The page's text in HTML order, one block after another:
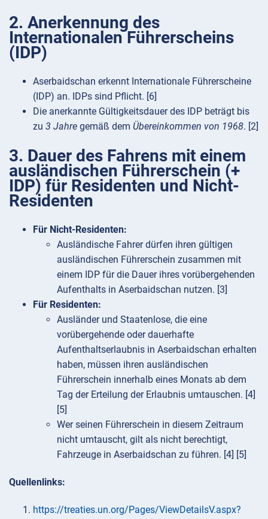
2. Anerkennung des
Internationalen Führerscheins
(IDP)
Aserbaidschan erkennt Internationale Führerscheine
(IDP) an. IDPs sind Pflicht. [6]
Die anerkannte Gültigkeitsdauer des IDP beträgt bis
zu 3 Jahre gemäß dem Übereinkommen von 1968. [2]
3. Dauer des Fahrens mit einem
ausländischen Führerschein (+
IDP) für Residenten und Nicht-
Residenten
Für Nicht-Residenten:
Ausländische Fahrer dürfen ihren gültigen
ausländischen Führerschein zusammen mit
einem IDP für die Dauer ihres vorübergehenden
Aufenthalts in Aserbaidschan nutzen. [3]
Für Residenten:
Ausländer und Staatenlose, die eine
vorübergehende oder dauerhafte
Aufenthaltserlaubnis in Aserbaidschan erhalten
haben, müssen ihren ausländischen
Führerschein innerhalb eines Monats ab dem
Tag der Erteilung der Erlaubnis umtauschen. [4]
[5]
Wer seinen Führerschein in diesem Zeitraum
nicht umtauscht, gilt als nicht berechtigt,
Fahrzeuge in Aserbaidschan zu führen. [4] [5]
Quellenlinks:
https://treaties.un.org/Pages/ViewDetailsV.aspx?